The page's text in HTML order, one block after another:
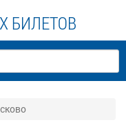
БИЛЕТОВ